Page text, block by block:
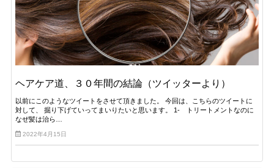
ヘアケア道、３０年間の結論（ツイッターより）
以前にこのようなツイートをさせて頂きました。 今回は、こちらのツイートに
対して、 掘り下げていってまいりたいと思います。 1- トリートメントなのに
なぜ髪は治ら…
2022年4月15日